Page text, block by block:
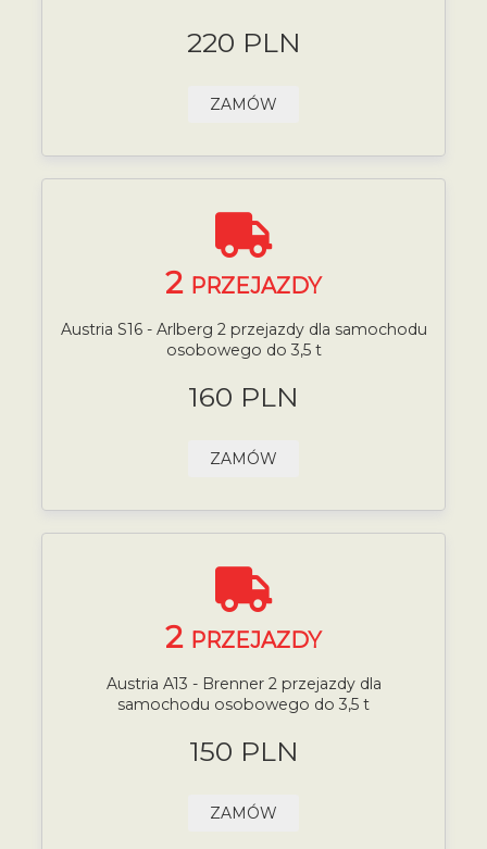
220 PLN
ZAMÓW
2 PRZEJAZDY
Austria S16 - Arlberg 2 przejazdy dla samochodu
osobowego do 3,5 t
160 PLN
ZAMÓW
2 PRZEJAZDY
Austria A13 - Brenner 2 przejazdy dla
samochodu osobowego do 3,5 t
150 PLN
ZAMÓW